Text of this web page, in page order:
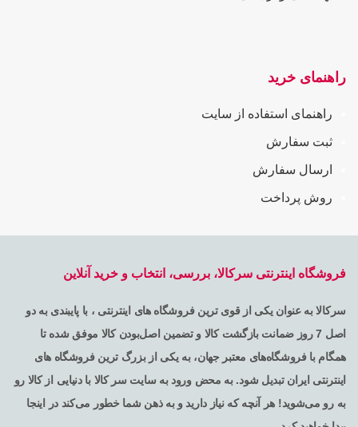
راهنمای خرید
راهنمای استفاده از سایت
ثبت سفارش
ارسال سفارش
روش پرداخت
فروشگاه اینترنتی سرکالا، بررسی، انتخاب و خرید آنلاین
سرکالا به عنوان یکی از قوی ترین فروشگاه های اینترنتی ، با پایبندی به دو
اصل 7 روز ضمانت بازگشت کالا و تضمین اصل‌بودن کالا موفق شده تا
همگام با فروشگاه‌های معتبر جهان، به یکی از بزرگ ترین فروشگاه های
اینترنتی ایران تبدیل شود. به محض ورود به سایت سر کالا با دنیایی از کالا رو
به رو می‌شوید! هر آنچه که نیاز دارید و به ذهن شما خطور می‌کند در اینجا